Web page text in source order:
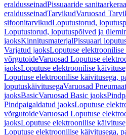
eraldusseinadPissuaaride
eraldusseinadTarvikudVaruosad
sifoonitarvikudLoputustorud,
Loputustorud, loputuspõlved ja
jaoksKinnitusmaterjalPissuaari
Varjatud jaoksLoputuse elektroonilise
võrgutoideVaruosad Loputuse
jaoksLoputuse elektroonilise
Loputuse elektroonilise käivitusega,
loputuskäivitusegaVaruosad
jaoksBasicVaruosad Basic jaoks
Pindpaigaldatud jaoksLoputuse
võrgutoideVaruosad Loputuse
jaoksLoputuse elektroonilise
Loputuse elektroonilise käivitusega,